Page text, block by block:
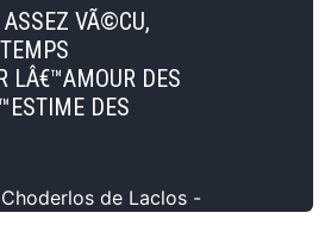
VÃ©CU,
LÂ€™AMOUR DES
DES
de Laclos -